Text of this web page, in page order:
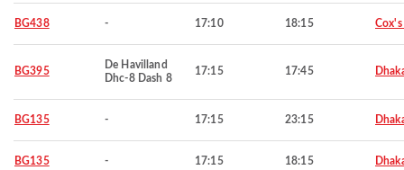
BG438 - 17:10 18:15 Cox's
BG395
De Havilland
Dhc-8 Dash 8
17:15 17:45
BG135 - 17:15 23:15
BG135 - 17:15 18:15